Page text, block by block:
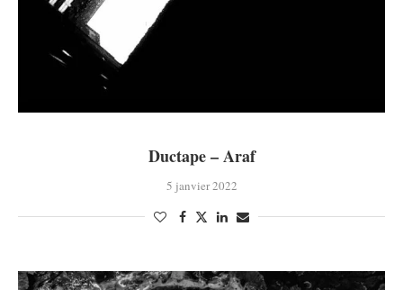
Ductape – Araf
5 janvier 2022